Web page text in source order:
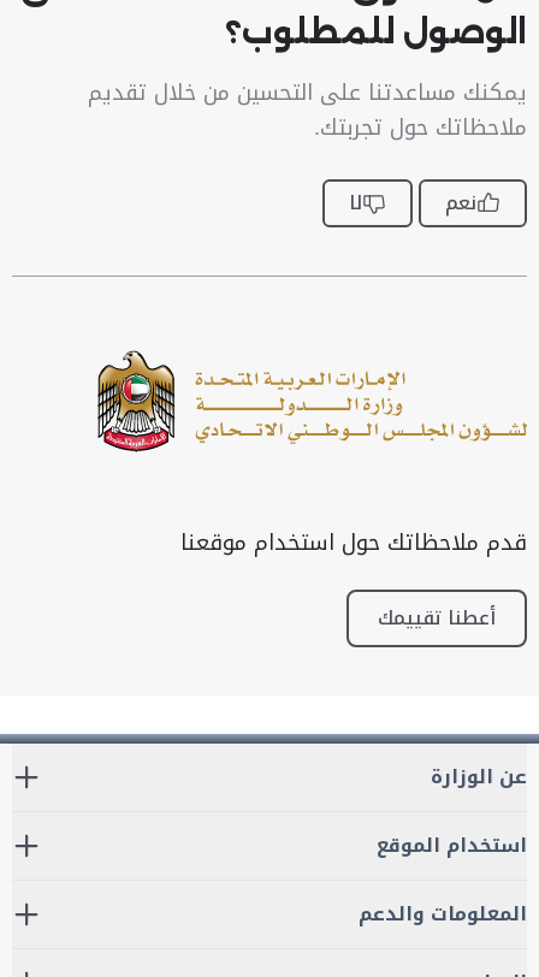
الوصول للمطلوب؟
يمكنك مساعدتنا على التحسين من خلال تقديم
ملاحظاتك حول تجربتك.
نعم لا
قدم ملاحظاتك حول استخدام موقعنا
أعطنا تقييمك
عن الوزارة
استخدام الموقع
المعلومات والدعم